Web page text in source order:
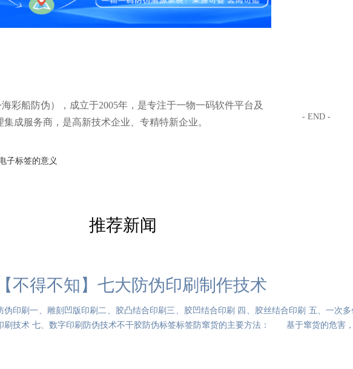
彩船防伪），成立于2005年，是专注于一物一码软件平台及
成服务商，是高新技术企业、专精特新企业。
- END -
子标签的意义
推荐新闻
【不得不知】七大防伪印刷制作技术
伪印刷一、雕刻凹版印刷二、胶凸结合印刷三、胶凹结合印刷 四、胶丝结合印刷 五、一次
刷技术 七、数字印刷防伪技术不干胶防伪标签标签防窜货的主要方法： 基于窜货的危害